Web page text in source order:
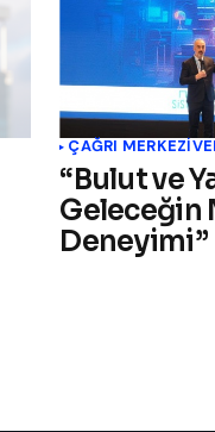
ÇAĞRI MERKEZI
“Bulut ve
Geleceğin
Deneyimi”